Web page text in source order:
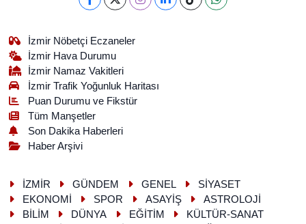
İzmir Nöbetçi Eczaneler
İzmir Hava Durumu
İzmir Namaz Vakitleri
İzmir Trafik Yoğunluk Haritası
Puan Durumu ve Fikstür
Tüm Manşetler
Son Dakika Haberleri
Haber Arşivi
İZMİR GÜNDEM GENEL
SİYASET
EKONOMİ
SPOR ASAYİŞ
ASTROLOJİ
BİLİM
DÜNYA EĞİTİM KÜLTÜR-SANAT